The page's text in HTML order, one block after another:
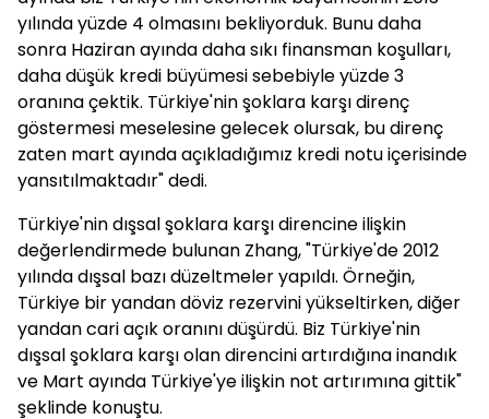
yılında yüzde 4 olmasını bekliyorduk. Bunu daha
sonra Haziran ayında daha sıkı finansman koşulları,
daha düşük kredi büyümesi sebebiyle yüzde 3
oranına çektik. Türkiye'nin şoklara karşı direnç
göstermesi meselesine gelecek olursak, bu direnç
zaten mart ayında açıkladığımız kredi notu içerisinde
yansıtılmaktadır" dedi.
Türkiye'nin dışsal şoklara karşı direncine ilişkin
değerlendirmede bulunan Zhang, "Türkiye'de 2012
yılında dışsal bazı düzeltmeler yapıldı. Örneğin,
Türkiye bir yandan döviz rezervini yükseltirken, diğer
yandan cari açık oranını düşürdü. Biz Türkiye'nin
dışsal şoklara karşı olan direncini artırdığına inandık
ve Mart ayında Türkiye'ye ilişkin not artırımına gittik"
şeklinde konuştu.